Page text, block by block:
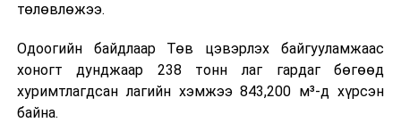
жишээнд суурилсан сургалт, багаар ажиллах дасгал,
танилцах, онцгой нөхцөлд ажиллах дадлага зэрэг
онол, практик хосолсон хэлбэрээр зохион байгуулж
байна.
төлөвлөжээ.
Одоогийн байдлаар Төв цэвэрлэх байгууламжаас
хоногт дунджаар 238 тонн лаг гардаг бөгөөд
хуримтлагдсан лагийн хэмжээ 843,200 м³-д хүрсэн
байна.